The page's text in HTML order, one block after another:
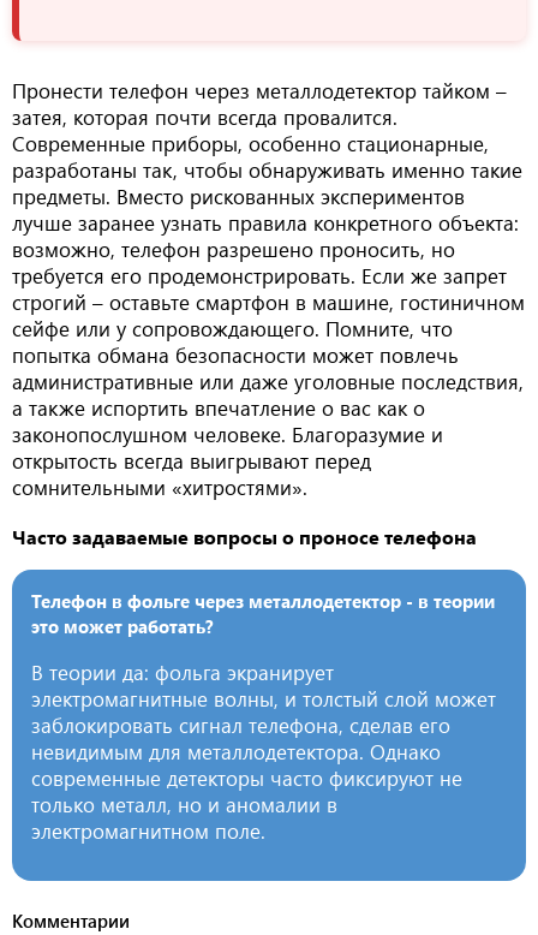
Пронести телефон через металлодетектор тайком –
затея, которая почти всегда провалится.
Современные приборы, особенно стационарные,
разработаны так, чтобы обнаруживать именно такие
предметы. Вместо рискованных экспериментов
лучше заранее узнать правила конкретного объекта:
возможно, телефон разрешено проносить, но
требуется его продемонстрировать. Если же запрет
строгий – оставьте смартфон в машине, гостиничном
сейфе или у сопровождающего. Помните, что
попытка обмана безопасности может повлечь
административные или даже уголовные последствия,
а также испортить впечатление о вас как о
законопослушном человеке. Благоразумие и
открытость всегда выигрывают перед
сомнительными «хитростями».
Часто задаваемые вопросы о проносе телефона
Телефон в фольге через металлодетектор - в теории
это может работать?
В теории да: фольга экранирует
электромагнитные волны, и толстый слой может
заблокировать сигнал телефона, сделав его
невидимым для металлодетектора. Однако
современные детекторы часто фиксируют не
только металл, но и аномалии в
электромагнитном поле.
Комментарии